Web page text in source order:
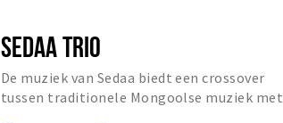
SEDAA TRIO
De muziek van Sedaa biedt een crossover
tussen traditionele Mongoolse muziek met